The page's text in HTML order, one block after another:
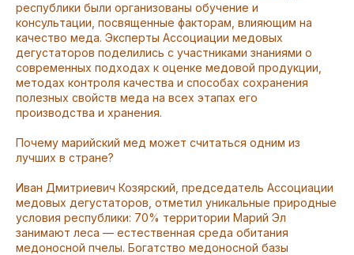
республики были организованы обучение и
консультации, посвященные факторам, влияющим на
качество меда. Эксперты Ассоциации медовых
дегустаторов поделились с участниками знаниями о
современных подходах к оценке медовой продукции,
методах контроля качества и способах сохранения
полезных свойств меда на всех этапах его
производства и хранения.
Почему марийский мед может считаться одним из
лучших в стране?
Иван Дмитриевич Козярский, председатель Ассоциации
медовых дегустаторов, отметил уникальные природные
условия республики: 70% территории Марий Эл
занимают леса — естественная среда обитания
медоносной пчелы. Богатство медоносной базы